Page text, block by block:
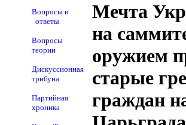
Вопросы и
ответы
Вопросы
теории
Дискуссионная
трибуна
Партийная
хроника
Мечта
на
оружием
старые
граждан